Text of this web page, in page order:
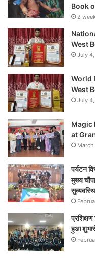
Book
2
West
July
World
West
July
Magic
at
पर्यटन
मुख्य
हुआ